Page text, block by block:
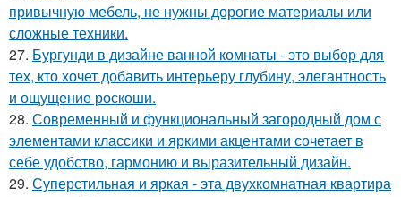
привычную мебель, не нужны дорогие материалы или
сложные техники.
27. Бургунди в дизайне ванной комнаты - это выбор для
тех, кто хочет добавить интерьеру глубину, элегантность
и ощущение роскоши.
28. Современный и функциональный загородный дом с
элементами классики и яркими акцентами сочетает в
себе удобство, гармонию и выразительный дизайн.
29. Суперстильная и яркая - эта двухкомнатная квартира